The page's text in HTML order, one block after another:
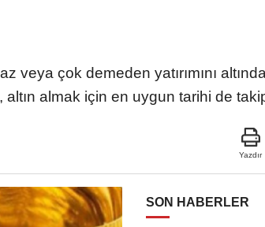
veya çok demeden yatırımını
almak için en uygun tarihi de
Yazdır
SON HABERLER